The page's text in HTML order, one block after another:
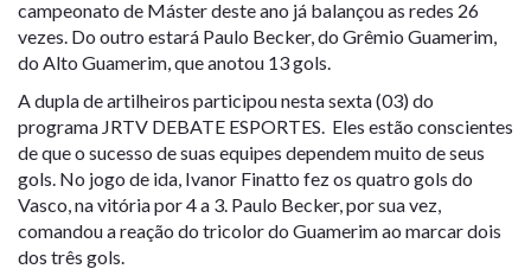
campeonato de Máster deste ano já balançou as redes 26
vezes. Do outro estará Paulo Becker, do Grêmio Guamerim,
do Alto Guamerim, que anotou 13 gols.
A dupla de artilheiros participou nesta sexta (03) do
programa JRTV DEBATE ESPORTES. Eles estão conscientes
de que o sucesso de suas equipes dependem muito de seus
gols. No jogo de ida, Ivanor Finatto fez os quatro gols do
Vasco, na vitória por 4 a 3. Paulo Becker, por sua vez,
comandou a reação do tricolor do Guamerim ao marcar dois
dos três gols.